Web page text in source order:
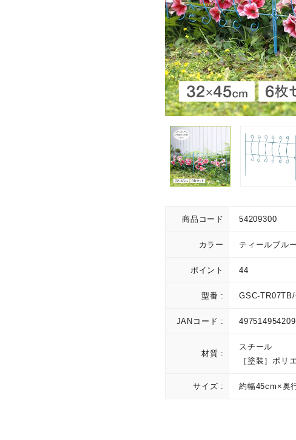
商品コード 54209300
カラー ティールブルー
ポイント 44
型番 : GSC-
JANコード :
材質 :
スチール
［塗装］ポリ
サイズ : 約幅45cm×奥